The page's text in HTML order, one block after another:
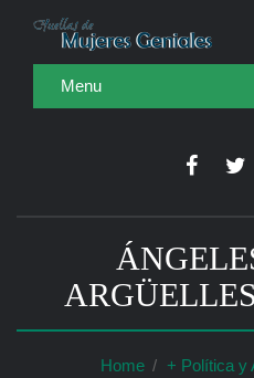
Menu
Home + Política y